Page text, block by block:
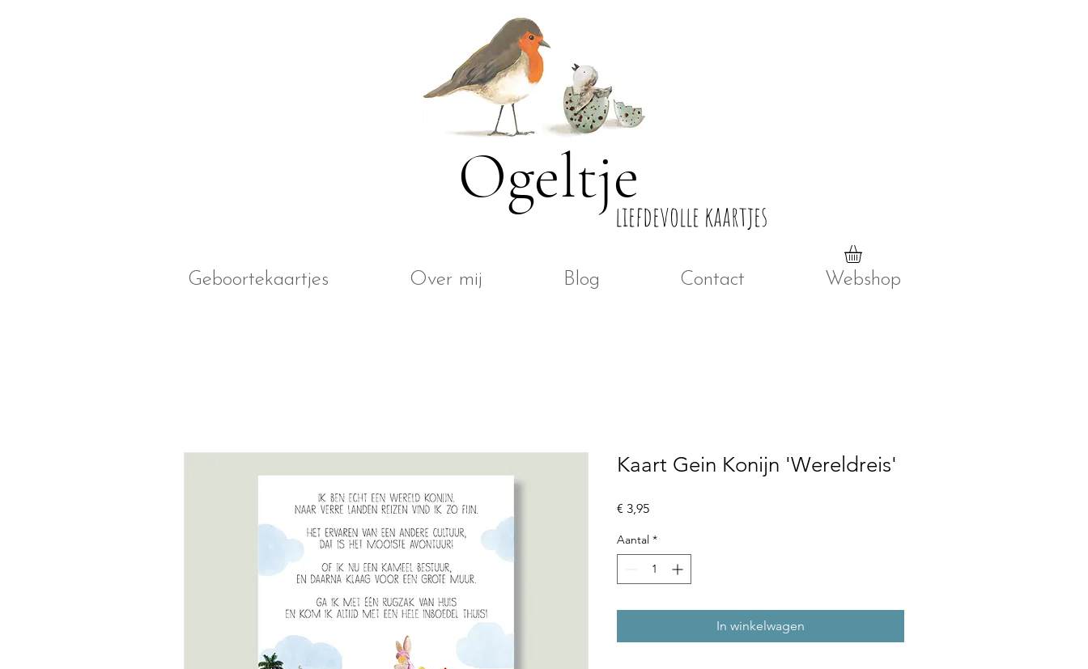
liefdevolle kaartjes
Ogeltje
Geboortekaartjes Over mij Blog Contact Webshop
Kaart Gein Konijn 'Wereldreis'
€ 3,95Prijs
Aantal *
In winkelwagen